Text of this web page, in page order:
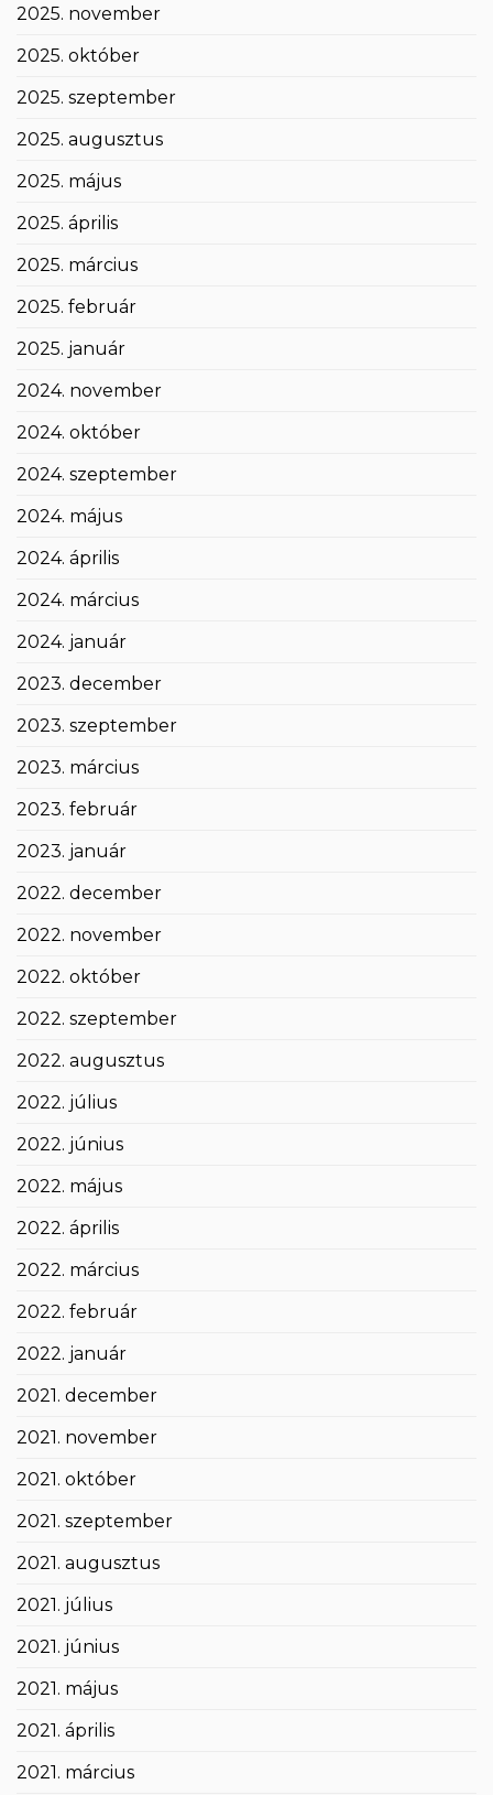
2025. november
2025. október
2025. szeptember
2025. augusztus
2025. május
2025. április
2025. március
2025. február
2025. január
2024. november
2024. október
2024. szeptember
2024. május
2024. április
2024. március
2024. január
2023. december
2023. szeptember
2023. március
2023. február
2023. január
2022. december
2022. november
2022. október
2022. szeptember
2022. augusztus
2022. július
2022. június
2022. május
2022. április
2022. március
2022. február
2022. január
2021. december
2021. november
2021. október
2021. szeptember
2021. augusztus
2021. július
2021. június
2021. május
2021. április
2021. március